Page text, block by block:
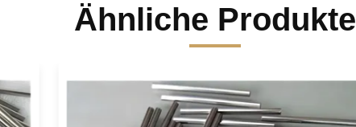
Ähnliche Produkte